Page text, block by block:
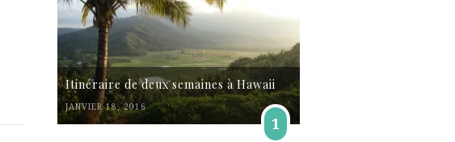
Itinéraire de deux semaines à Hawaii
JANVIER 18, 2016
1